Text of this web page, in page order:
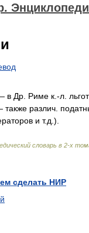
Риме к.-л. льгота
различ.
и т.д.).
словарь в 2-х
сделать НИР